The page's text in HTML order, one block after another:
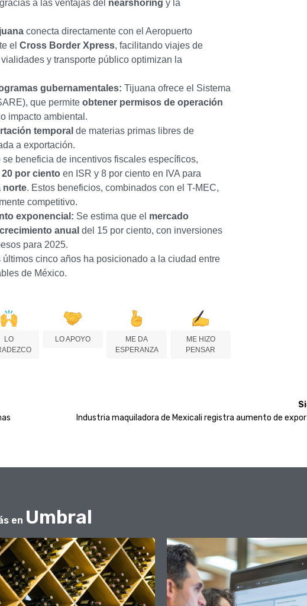
a las ventajas del nearshoring y la
conecta directamente con el Aeropuerto
el Cross Border Xpress, facilitando viajes de
y transporte público optimizan la
gubernamentales: Tijuana ofrece el Sistema
que permite obtener permisos de operación
impacto ambiental.
temporal de materias primas libres de
a exportación.
se beneficia de incentivos fiscales específicos,
20 por ciento en ISR y 8 por ciento en IVA para
norte. Estos beneficios, combinados con el T-MEC,
competitivo.
exponencial: Se estima que el mercado
crecimiento anual del 15 por ciento, con inversiones
para 2025.
últimos cinco años ha posicionado a la ciudad entre
de México.
LO
LO APOYO
ME DA
ESPERANZA
ME HIZO
PENSAR
Industria maquiladora de Mexicali registra aumento de
en Umbral